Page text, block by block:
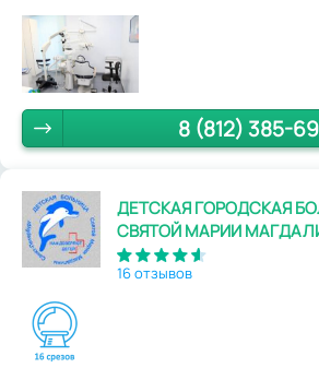
8 (812) 385-
ДЕТСКАЯ ГОРОДСКАЯ
СВЯТОЙ МАРИИ
16 отзывов